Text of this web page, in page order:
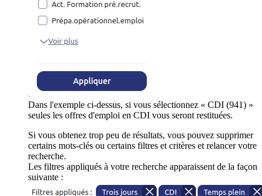
Dans l'exemple ci-dessus, si vous sélectionnez « CDI (941) »
seules les offres d'emploi en CDI vous seront restituées.
Si vous obtenez trop peu de résultats, vous pouvez supprimer
certains mots-clés ou certains filtres et critères et relancer votre
recherche.
Les filtres appliqués à votre recherche apparaissent de la façon
suivante :